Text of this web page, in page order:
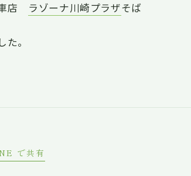
店 ラゾーナ川崎プラザそば
た。
で共有